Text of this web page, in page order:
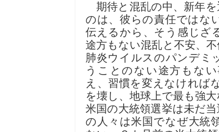
期待と混乱の中、新年
のは、彼らの責任ではな
伝えるから、そう感じざ
途方もない混乱と不安、
肺炎ウイルスのパンデミ
うことのない途方もな
え、習慣を変えなければ
を壊し、地球上で最も強
米国の大統領選挙は未だ
の人々は米国でなぜ大統